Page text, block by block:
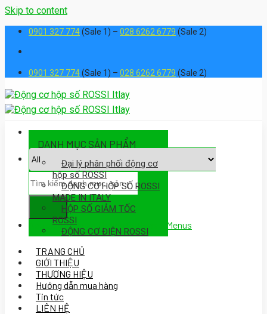
Skip to content
0901 327 774(Sale 1) – 028 6262 6779 (Sale 2)
0901 327 774(Sale 1) – 028 6262 6779 (Sale 2)
Assign a menu in Theme Options > Menus
DANH MỤC SẢN PHẨM
Đại lý phân phối động cơ
hộp số ROSSI
ĐỘNG CƠ HỘP SỐ ROSSI
MADE IN ITALY
HỘP SỐ GIẢM TỐC
ROSSI
ĐỘNG CƠ ĐIỆN ROSSI
TRANG CHỦ
GIỚI THIỆU
THƯƠNG HIỆU
Hướng dẫn mua hàng
Tin tức
LIÊN HỆ